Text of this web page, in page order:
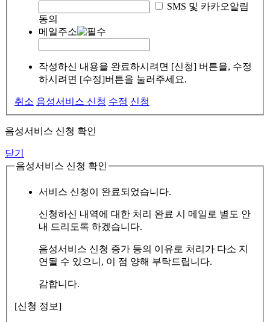
SMS 및 카카오알림
동의
메일주소
작성하신 내용을 완료하시려면 [신청] 버튼을, 수정
하시려면 [수정]버튼을 눌러주세요.
취소 음성서비스 신청 수정 신청
음성서비스 신청 확인
닫기
음성서비스 신청 확인
서비스 신청이 완료되었습니다.
신청하신 내역에 대한 처리 완료 시 메일로 별도 안
내 드리도록 하겠습니다.
음성서비스 신청 증가 등의 이유로 처리가 다소 지
연될 수 있으니, 이 점 양해 부탁드립니다.
감합니다.
[신청 정보]